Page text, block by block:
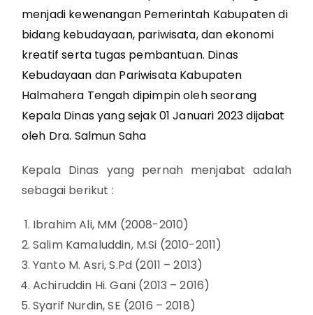
menjadi kewenangan Pemerintah Kabupaten di
bidang kebudayaan, pariwisata, dan ekonomi
kreatif serta tugas pembantuan. Dinas
Kebudayaan dan Pariwisata Kabupaten
Halmahera Tengah dipimpin oleh seorang
Kepala Dinas yang sejak 01 Januari 2023 dijabat
oleh Dra. Salmun Saha
Kepala Dinas yang pernah menjabat adalah
sebagai berikut :
Ibrahim Ali, MM (2008-2010)
Salim Kamaluddin, M.Si (2010-2011)
Yanto M. Asri, S.Pd (2011 – 2013)
Achiruddin Hi. Gani (2013 – 2016)
Syarif Nurdin, SE (2016 – 2018)